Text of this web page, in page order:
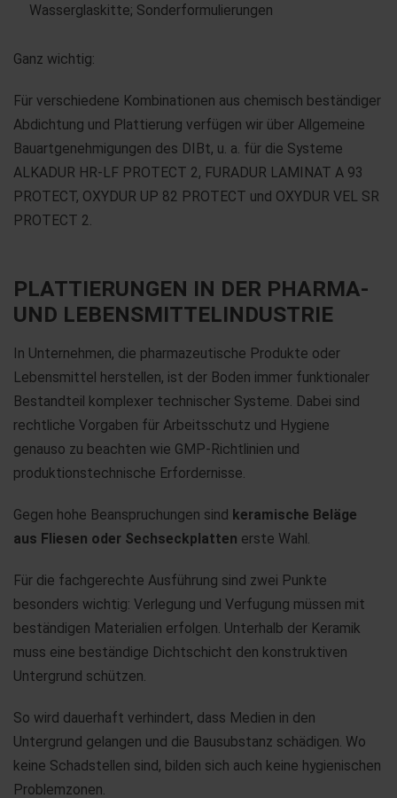
Wasserglaskitte; Sonderformulierungen
Ganz wichtig:
Für verschiedene Kombinationen aus chemisch beständiger
Abdichtung und Plattierung verfügen wir über Allgemeine
Bauartgenehmigungen des DIBt, u. a. für die Systeme
ALKADUR HR-LF PROTECT 2, FURADUR LAMINAT A 93
PROTECT, OXYDUR UP 82 PROTECT und OXYDUR VEL SR
PROTECT 2.
PLATTIERUNGEN IN DER PHARMA-
UND LEBENSMITTELINDUSTRIE
In Unternehmen, die pharmazeutische Produkte oder
Lebensmittel herstellen, ist der Boden immer funktionaler
Bestandteil komplexer technischer Systeme. Dabei sind
rechtliche Vorgaben für Arbeitsschutz und Hygiene
genauso zu beachten wie GMP-Richtlinien und
produktionstechnische Erfordernisse.
Gegen hohe Beanspruchungen sind keramische Beläge
aus Fliesen oder Sechseckplatten erste Wahl.
Für die fachgerechte Ausführung sind zwei Punkte
besonders wichtig: Verlegung und Verfugung müssen mit
beständigen Materialien erfolgen. Unterhalb der Keramik
muss eine beständige Dichtschicht den konstruktiven
Untergrund schützen.
So wird dauerhaft verhindert, dass Medien in den
Untergrund gelangen und die Bausubstanz schädigen. Wo
keine Schadstellen sind, bilden sich auch keine hygienischen
Problemzonen.